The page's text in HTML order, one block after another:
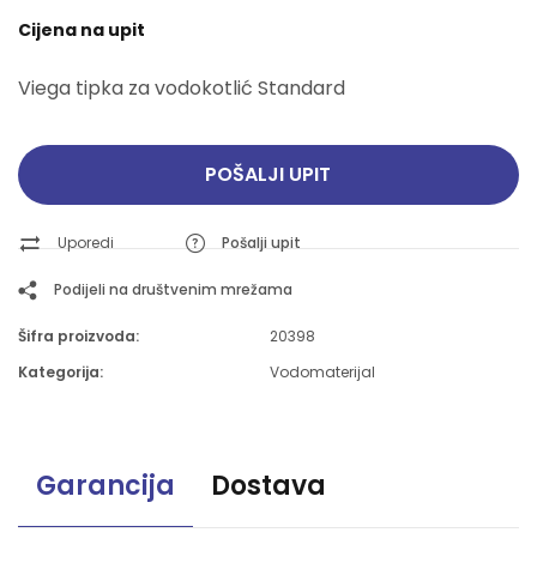
Cijena na upit
Viega tipka za vodokotlić Standard
POŠALJI UPIT
Uporedi Pošalji upit
Podijeli na društvenim mrežama
Šifra proizvoda:
20398
Kategorija:
Vodomaterijal
Garancija Dostava